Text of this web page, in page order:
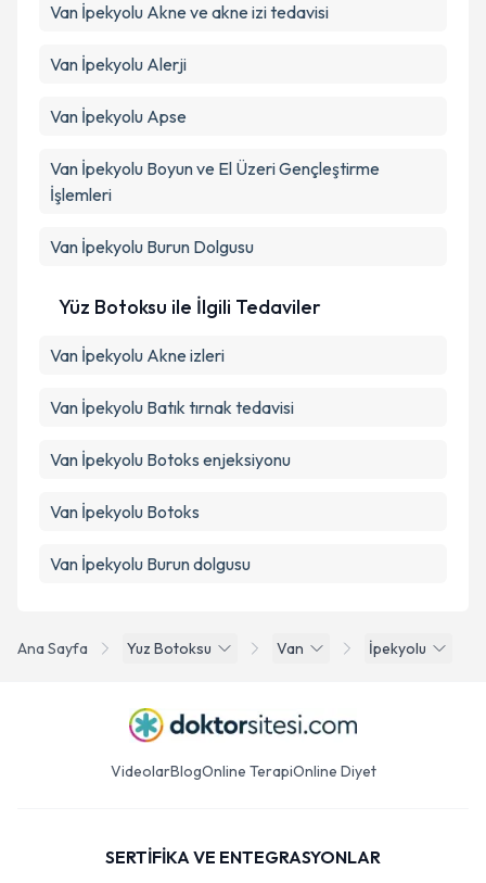
Ana Sayfa Yuz Botoksu Van İpekyolu
Van İpekyolu Akne ve akne izi tedavisi
Van İpekyolu Alerji
Van İpekyolu Apse
Van İpekyolu Boyun ve El Üzeri Gençleştirme
İşlemleri
Van İpekyolu Burun Dolgusu
Yüz Botoksu ile İlgili Tedaviler
Van İpekyolu Akne izleri
Van İpekyolu Batık tırnak tedavisi
Van İpekyolu Botoks enjeksiyonu
Van İpekyolu Botoks
Van İpekyolu Burun dolgusu
VideolarBlogOnline TerapiOnline Diyet
SERTİFİKA VE ENTEGRASYONLAR